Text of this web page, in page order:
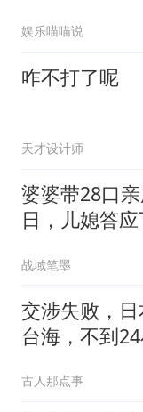
娱乐喵喵说
咋不打了呢
天才设计师
婆婆带28口
日，儿媳答
战域笔墨
交涉失败，
台海，不到
古人那点事